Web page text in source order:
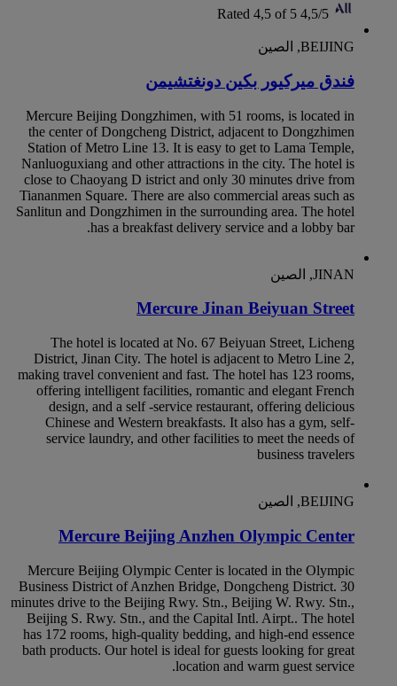
4,5/5
Rated 4,5 of 5
BEIJING, الصين
‏‫فندق ميركيور بكين دونغتشيمن
Mercure Beijing Dongzhimen, with 51 rooms, is located in
the center of Dongcheng District, adjacent to Dongzhimen
Station of Metro Line 13. It is easy to get to Lama Temple,
Nanluoguxiang and other attractions in the city. The hotel is
close to Chaoyang D istrict and only 30 minutes drive from
Tiananmen Square. There are also commercial areas such as
Sanlitun and Dongzhimen in the surrounding area. The hotel
has a breakfast delivery service and a lobby bar.
JINAN, الصين
Mercure Jinan Beiyuan Street
The hotel is located at No. 67 Beiyuan Street, Licheng
District, Jinan City. The hotel is adjacent to Metro Line 2,
making travel convenient and fast. The hotel has 123 rooms,
offering intelligent facilities, romantic and elegant French
design, and a self -service restaurant, offering delicious
Chinese and Western breakfasts. It also has a gym, self-
service laundry, and other facilities to meet the needs of
business travelers
BEIJING, الصين
Mercure Beijing Anzhen Olympic Center
Mercure Beijing Olympic Center is located in the Olympic
Business District of Anzhen Bridge, Dongcheng District. 30
minutes drive to the Beijing Rwy. Stn., Beijing W. Rwy. Stn.,
Beijing S. Rwy. Stn., and the Capital Intl. Airpt.. The hotel
has 172 rooms, high-quality bedding, and high-end essence
bath products. Our hotel is ideal for guests looking for great
location and warm guest service.